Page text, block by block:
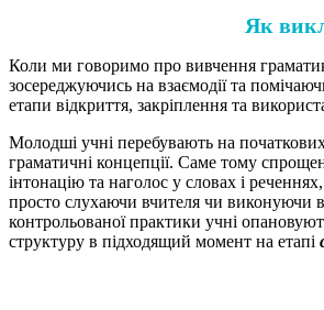
Як
Коли ми говоримо про вивчення
зосереджуючись на взаємодії та
етапи відкриття, закріплення та
Молодші учні перебувають на
граматичні концепції. Саме тому
інтонацію та наголос у словах і
просто слухаючи вчителя чи виконуючи
контрольованої практики учні
структуру в підходящий момент на етапі